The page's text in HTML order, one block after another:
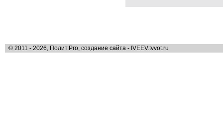
© 2011 - 2026, Полит.Pro, создание сайта - IVEEV.tvvot.ru